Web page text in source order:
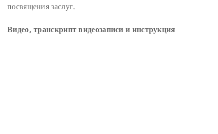
посвящения заслуг.
Видео, транскрипт видеозаписи и инструкция